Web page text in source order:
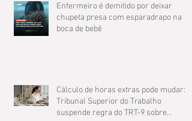
Enfermeiro é demitido por deixar
chupeta presa com esparadrapo na
boca de bebê
Cálculo de horas extras pode mudar: O
Tribunal Superior do Trabalho
suspende regra do TRT-9 sobre